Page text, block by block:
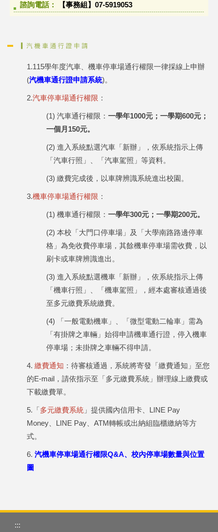
諮詢電話：
【事務組】07-5919053
1.115學年度汽車、機車停車場通行權限一律採線上申辦
(汽機車通行證申請系統)。
2.汽車停車場通行權限 ：
(1) 汽車通行權限： 一學年1000元；一學期600元；
一個月150元。
(2) 進入系統點選汽車「新辦」，依系統指示上傳
「汽車行照」、「汽車駕照」等資料。
(3) 繳費完成後，以車牌辨識系統進出校園。
3.機車停車場通行權限 ：
(1) 機車通行權限： 一學年300元；一學期200元。
(2) 本校「大門口停車場」及「大學南路路邊停車
格」為免收費停車場，其餘機車停車場需收費，以
刷卡或車牌辨識進出。
(3) 進入系統點選機車「新辦」，依系統指示上傳
「機車行照」、「機車駕照」，經本處審核通過後
至多元繳費系統繳費。
(4) 「一般電動機車」、「微型電動二輪車」需為
「有掛牌之車輛」始得申請機車通行證，停入機車
停車場；未掛牌之車輛不得申請。
4. 繳費通知 ：待審核通過，系統將寄發「繳費通知」至您
的E-mail，請依指示至「多元繳費系統」辦理線上繳費或
下載繳費單。
5.「多元繳費系統 」提供國內信用卡、LINE Pay
Money、LINE Pay、ATM轉帳或出納組臨櫃繳納等方
式。
6. 汽機車停車場通行權限Q&A、校內停車場數量與位置
圖
:::